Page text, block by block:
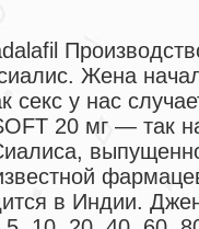
Жена
секс у нас
20 мг — так
в Индии.